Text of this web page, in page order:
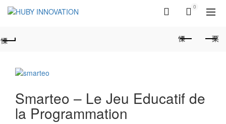
0
Smarteo – Le Jeu Educatif de
la Programmation